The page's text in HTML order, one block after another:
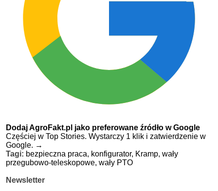
Dodaj AgroFakt.pl jako preferowane źródło w Google
Częściej w Top Stories. Wystarczy 1 klik i zatwierdzenie w
Google. →
Tagi: bezpieczna praca, konfigurator, Kramp, wały
przegubowo-teleskopowe, wały PTO
Newsletter